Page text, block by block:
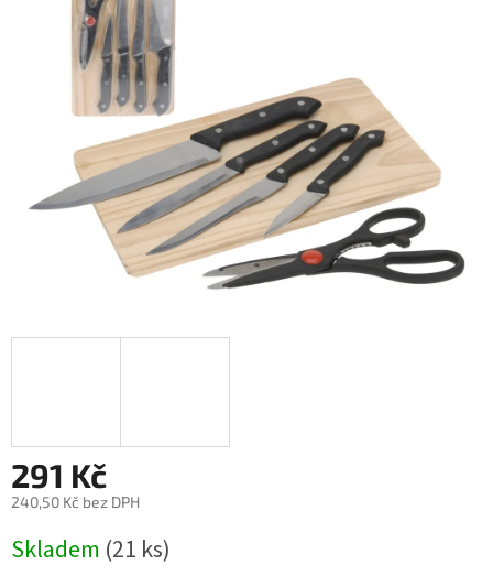
hvězdiček.
291 Kč
240,50 Kč bez DPH
cena:
Skladem (21 ks)